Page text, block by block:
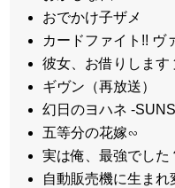
おでかけ子ザメ
カードファイト!! ヴ
彼女、お借りします
ギヴン（再放送）
幻日のヨハネ -
五等分の花嫁∽
実は俺、最強でした
自動販売機に生まれ